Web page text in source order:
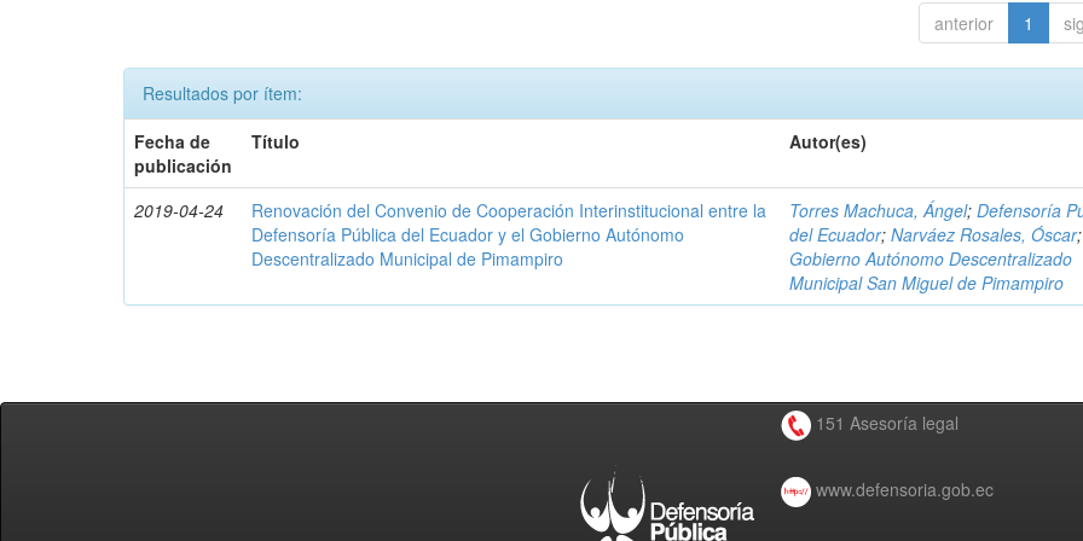
anterior 1
Resultados por ítem:
Fecha de
publicación
Título Autor(es)
2019-04-24
Renovación del Convenio de Cooperación Interinstitucional entre la
Defensoría Pública del Ecuador y el Gobierno Autónomo
Descentralizado Municipal de Pimampiro
Torres Machuca, Ángel;Defensoría
del Ecuador;Narváez Rosales, Óscar;
Gobierno Autónomo Descentralizado
Municipal San Miguel de Pimampiro
151 Asesoría legal
www.defensoria.gob.ec